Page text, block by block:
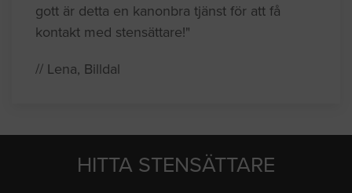
gott är detta en kanonbra tjänst för att få
kontakt med stensättare!"
// Lena, Billdal
HITTA STENSÄTTARE